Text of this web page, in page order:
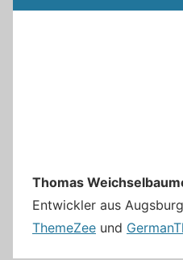
Thomas
Entwickler aus
ThemeZee und